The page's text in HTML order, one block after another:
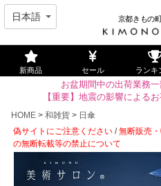
京都きもの
新商品 セール ランキ
お盆期間中の出荷業務
【重要】地震の影響による
HOME
和雑貨
日傘
偽サイトにご注意ください /無断販売
の無断転載等の禁止について